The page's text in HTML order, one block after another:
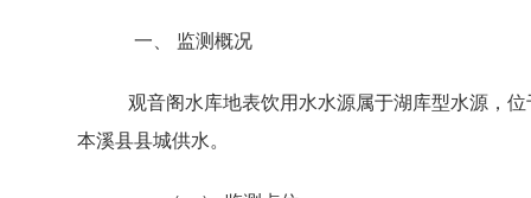
一、 监测概况
观音阁水库地表饮用水水源属于湖库型水源，
本溪县县城供水。